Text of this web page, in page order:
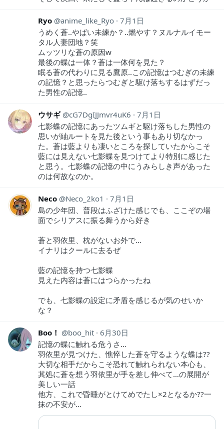
Ryo anime_like_Ryo 7月1日
うめく蒼..やばい未練か？..燃やす？ヌルナルイモー
タル人妻団地？笑
ムッツリな蒼の原因w
最後の蝶は一体？蒼は一体何を見た？
眠る蒼の代わりに見る鷹原..この記憶はつむぎの未練
の記憶？と思ったらつむぎと駆け落ちするはずだっ
た男性の記憶..
ウサギ cG7DgIJJmvr4uK6
7月1日
七影蝶の記憶にあったツムギと駆け落ちした男性の
思いが紬ルートを見た後という事もあり切なかっ
た。蒼は藍よりも凄いところを探していたからこそ
藍には見えない七影蝶を見つけてより特別に感じた
と思う。七影蝶の記憶の中にうみらしき声があった
のは何故なのか。
Neco Neco_2ko1
7月1日
島の少年団、普段はふざけた感じでも、ここぞの場
面でシリアスに振る舞うから好き
蒼と羽依里、枕がないお外で…
イナリはクールに去るぜ
藍の記憶を持つ七影蝶
見えた内容は蒼にはつらかったね
でも、七影蝶の設定に矛盾を感じるが気のせいか
な？
Boo！ boo_hit 6月30日
記憶の蝶に触れる危うさ…
羽依里が見つけた、憔悴した蒼を守るような蝶は??
大切な相手だからこそ恐れて触れられない本心も、
其処に蒼を想う羽依里が手を差し伸べて…の展開が
美しい一話
他方、これで昏睡がとけてめでたし×2となるか??一
抹の不安が…